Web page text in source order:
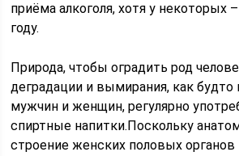
приёма алкоголя, хотя у некоторых
году.
Природа, чтобы оградить род
деградации и вымирания, как будто
мужчин и женщин, регулярно
спиртные напитки.Поскольку
строение женских половых органов